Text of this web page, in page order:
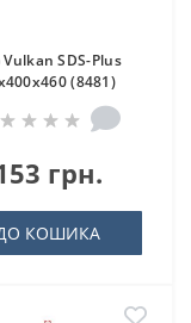
Vulkan SDS-Plus
(8481)
грн.
КОШИКА